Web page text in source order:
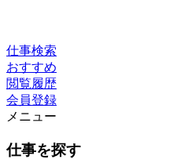
仕事検索
おすすめ
閲覧履歴
会員登録
メニュー
仕事を探す